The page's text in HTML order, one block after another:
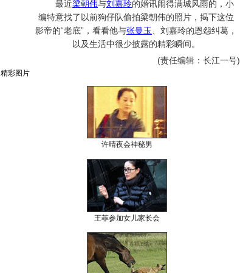
最近梁朝伟与刘嘉玲的婚讯闹得满城风雨的，小
编特意找了以前狗仔队偷拍梁朝伟的照片，揭下这位
影帝的“老底”，看看他与张曼玉
、刘嘉玲的恩怨纠葛，
以及生活中很少披露的精彩瞬间。
(责任编辑：长江一号)
精彩图片
许晴夜会神秘男
王菲参加女儿家长会